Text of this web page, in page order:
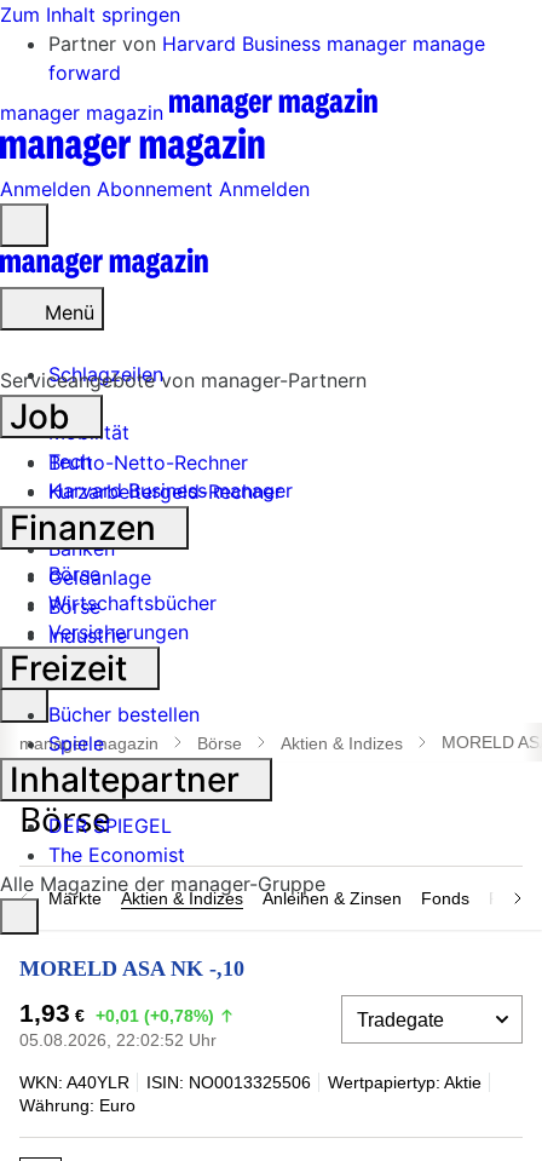
Zum Inhalt springen
Partner von Harvard Business manager manage
forward
manager magazin
Anmelden Abonnement Anmelden
öffnen
Menü
Schlagzeilen
Mobilität
Tech
Harvard Business manager
Handel
Banken
Geldanlage
Börse
Industrie
Suche
öffnen
manager magazin Börse Aktien & Indizes MORELD
Märkte Aktien & Indizes Anleihen & Zinsen Fonds
MORELD ASA NK -,10
1,93 € +0,01 (+0,78%)
05.08.2026, 22:02:52 Uhr
WKN: A40YLR ISIN: NO0013325506
Wertpapiertyp: Aktie
Währung: Euro
Serviceangebote von manager-Partnern
Job
Brutto-Netto-Rechner
Kurzarbeitergeld-Rechner
Finanzen
Börse
Wirtschaftsbücher
Versicherungen
Freizeit
Bücher bestellen
Spiele
Inhaltepartner
DER SPIEGEL
The Economist
Alle Magazine der manager-Gruppe